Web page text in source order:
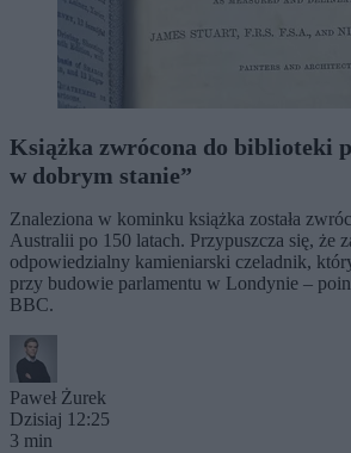
Książka zwrócona do biblioteki
w dobrym stanie”
Znaleziona w kominku książka została
Australii po 150 latach. Przypuszcza się, że
odpowiedzialny kamieniarski czeladnik,
przy budowie parlamentu w Londynie –
BBC.
Paweł Żurek
Dzisiaj 12:25
3 min